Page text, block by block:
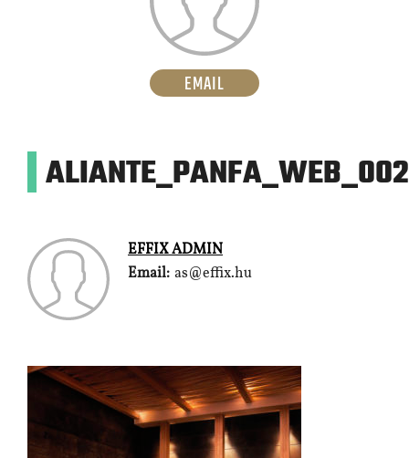
EMAIL
ALIANTE_PANFA_WEB_002
EFFIX ADMIN
Email: as@effix.hu